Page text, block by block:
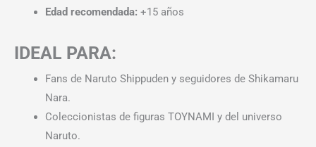
Edad recomendada: +15 años
IDEAL PARA:
Fans de Naruto Shippuden y seguidores de Shikamaru
Nara.
Coleccionistas de figuras TOYNAMI y del universo
Naruto.